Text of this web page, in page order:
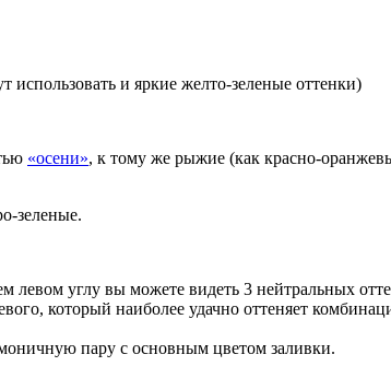
использовать и яркие желто-зеленые оттенки)
«осени», к тому же рыжие (как красно-
зеленые.
левом углу вы можете видеть 3 нейтральных
который наиболее удачно оттеняет
пару с основным цветом заливки.